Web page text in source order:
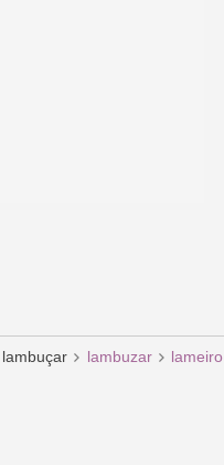
lambuçar lambuzar lameiro